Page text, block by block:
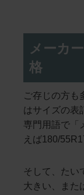
メーカ
格
ご存じの方も
はサイズの表
専門用語で「
えば180/
そして、たい
大きい、また